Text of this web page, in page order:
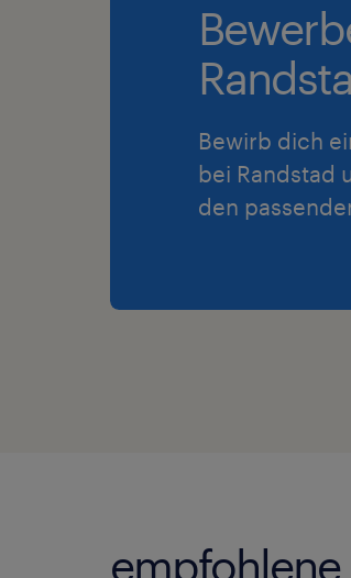
Bewirb dich
bei Randstad
den
empfohlene